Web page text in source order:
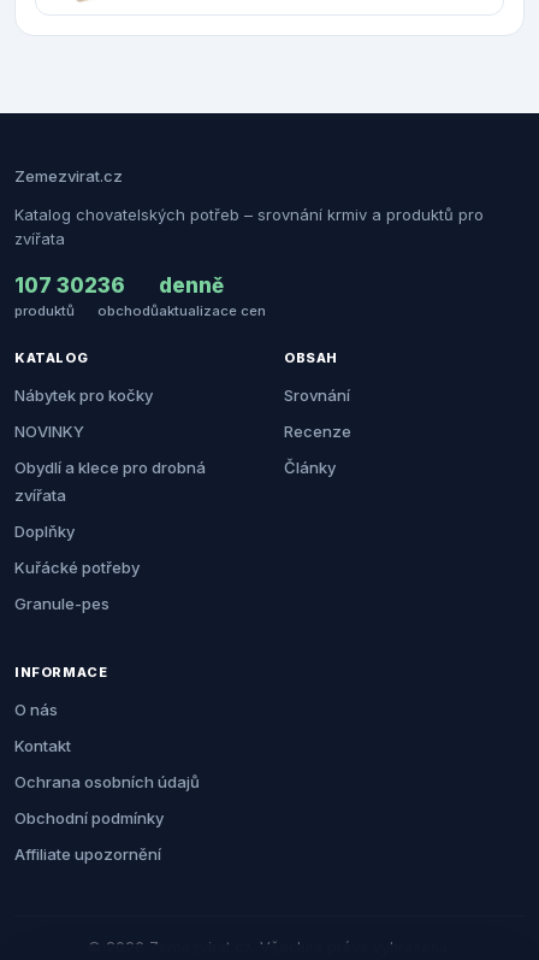
Zemezvirat.cz
Katalog chovatelských potřeb – srovnání krmiv a produktů pro
zvířata
107 302
produktů
36
obchodů
denně
aktualizace cen
KATALOG
Nábytek pro kočky
NOVINKY
Obydlí a klece pro drobná
zvířata
Doplňky
Kuřácké potřeby
Granule-pes
OBSAH
Srovnání
Recenze
Články
INFORMACE
O nás
Kontakt
Ochrana osobních údajů
Obchodní podmínky
Affiliate upozornění
© 2026 Zemezvirat.cz. Všechna práva vyhrazena.